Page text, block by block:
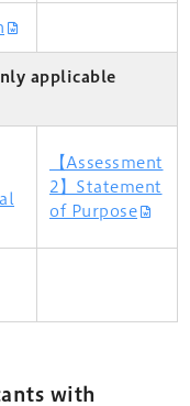
applicable
【Assessment
2】Statement
of Purpose
with